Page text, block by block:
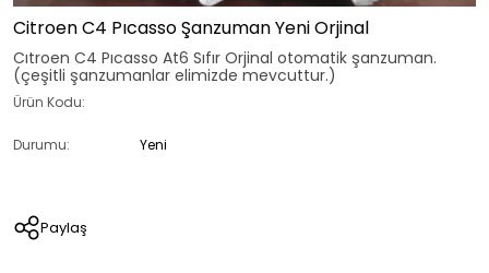
Citroen C4 Pıcasso Şanzuman Yeni Orjinal
Cıtroen C4 Pıcasso At6 Sıfır Orjinal otomatik şanzuman.
(çeşitli şanzumanlar elimizde mevcuttur.)
Ürün Kodu:
Durumu: Yeni
Paylaş